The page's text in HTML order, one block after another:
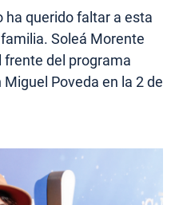
querido faltar a esta
Soleá Morente
del programa
Miguel Poveda en la 2 de